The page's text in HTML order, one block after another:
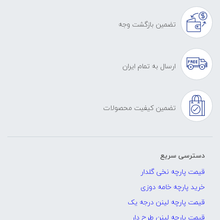
تضمین بازگشت وجه
ارسال به تمام ایران
تضمین کیفیت محصولات
دسترسی سریع
قیمت پارچه نخی گلدار
خرید پارچه خامه دوزی
قیمت پارچه لینن درجه یک
قیمت پارچه لینن طرح دار